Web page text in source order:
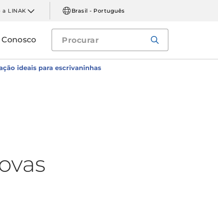
a LINAK Brasil - Português
ideais para escrivaninhas